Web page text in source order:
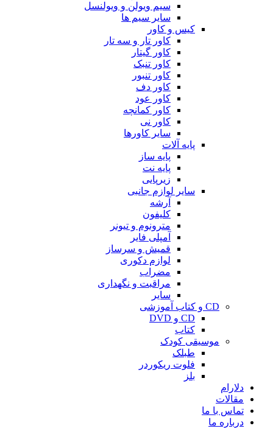
سیم ویولن و ویولنسل
سایر سیم ها
کیس و کاور
کاور تار و سه تار
کاور گیتار
کاور تنبک
کاور تنبور
کاور دف
کاور عود
کاور کمانچه
کاور نی
سایر کاورها
پایه آلات
پایه ساز
پایه نت
زیرپایی
سایر لوازم جانبی
آرشه
کلیفون
مترونوم و تیونر
آمپلی فایر
قمیش و سرساز
لوازم دکوری
مضراب
مراقبت و نگهداری
سایر
CD و کتاب آموزشی
CD و DVD
کتاب
موسیقی کودک
طبلک
فلوت ریکوردر
بلز
دلارام
مقالات
تماس با ما
درباره ما